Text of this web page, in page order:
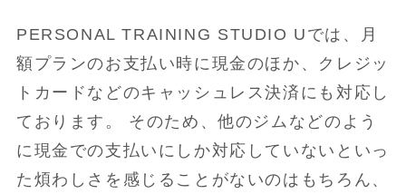
PERSONAL TRAINING STUDIO Uでは、月
額プランのお支払い時に現金のほか、クレジッ
トカードなどのキャッシュレス決済にも対応し
ております。 そのため、他のジムなどのよう
に現金での支払いにしか対応していないといっ
た煩わしさを感じることがないのはもちろん、